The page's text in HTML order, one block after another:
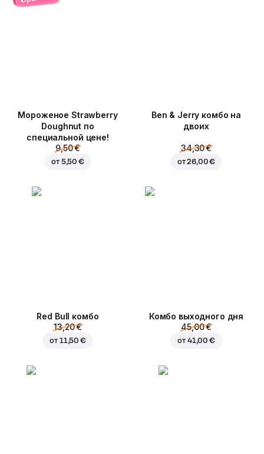
Мороженое Strawberry
Doughnut по
специальной цене!
9,50 €
от 5,50 €
Ben & Jerry комбо на
двоих
34,30 €
от26,00 €
Red Bull комбо
13,20 €
от 11,50 €
Комбо выходного дня
45,00 €
от 41,00 €